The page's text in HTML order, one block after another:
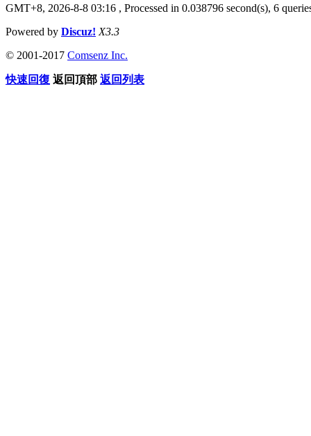
GMT+8, 2026-8-8 03:16 , Processed in 0.038796 second(s), 6
Powered by Discuz! X3.3
© 2001-2017 Comsenz Inc.
快速回復 返回頂部 返回列表